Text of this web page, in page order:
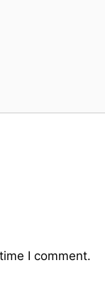
I comment.